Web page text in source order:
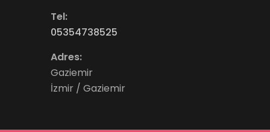
Tel:
05354738525
Adres:
Gaziemir
İzmir / Gaziemir